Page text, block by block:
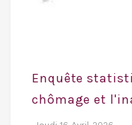
Enquête
chômage et